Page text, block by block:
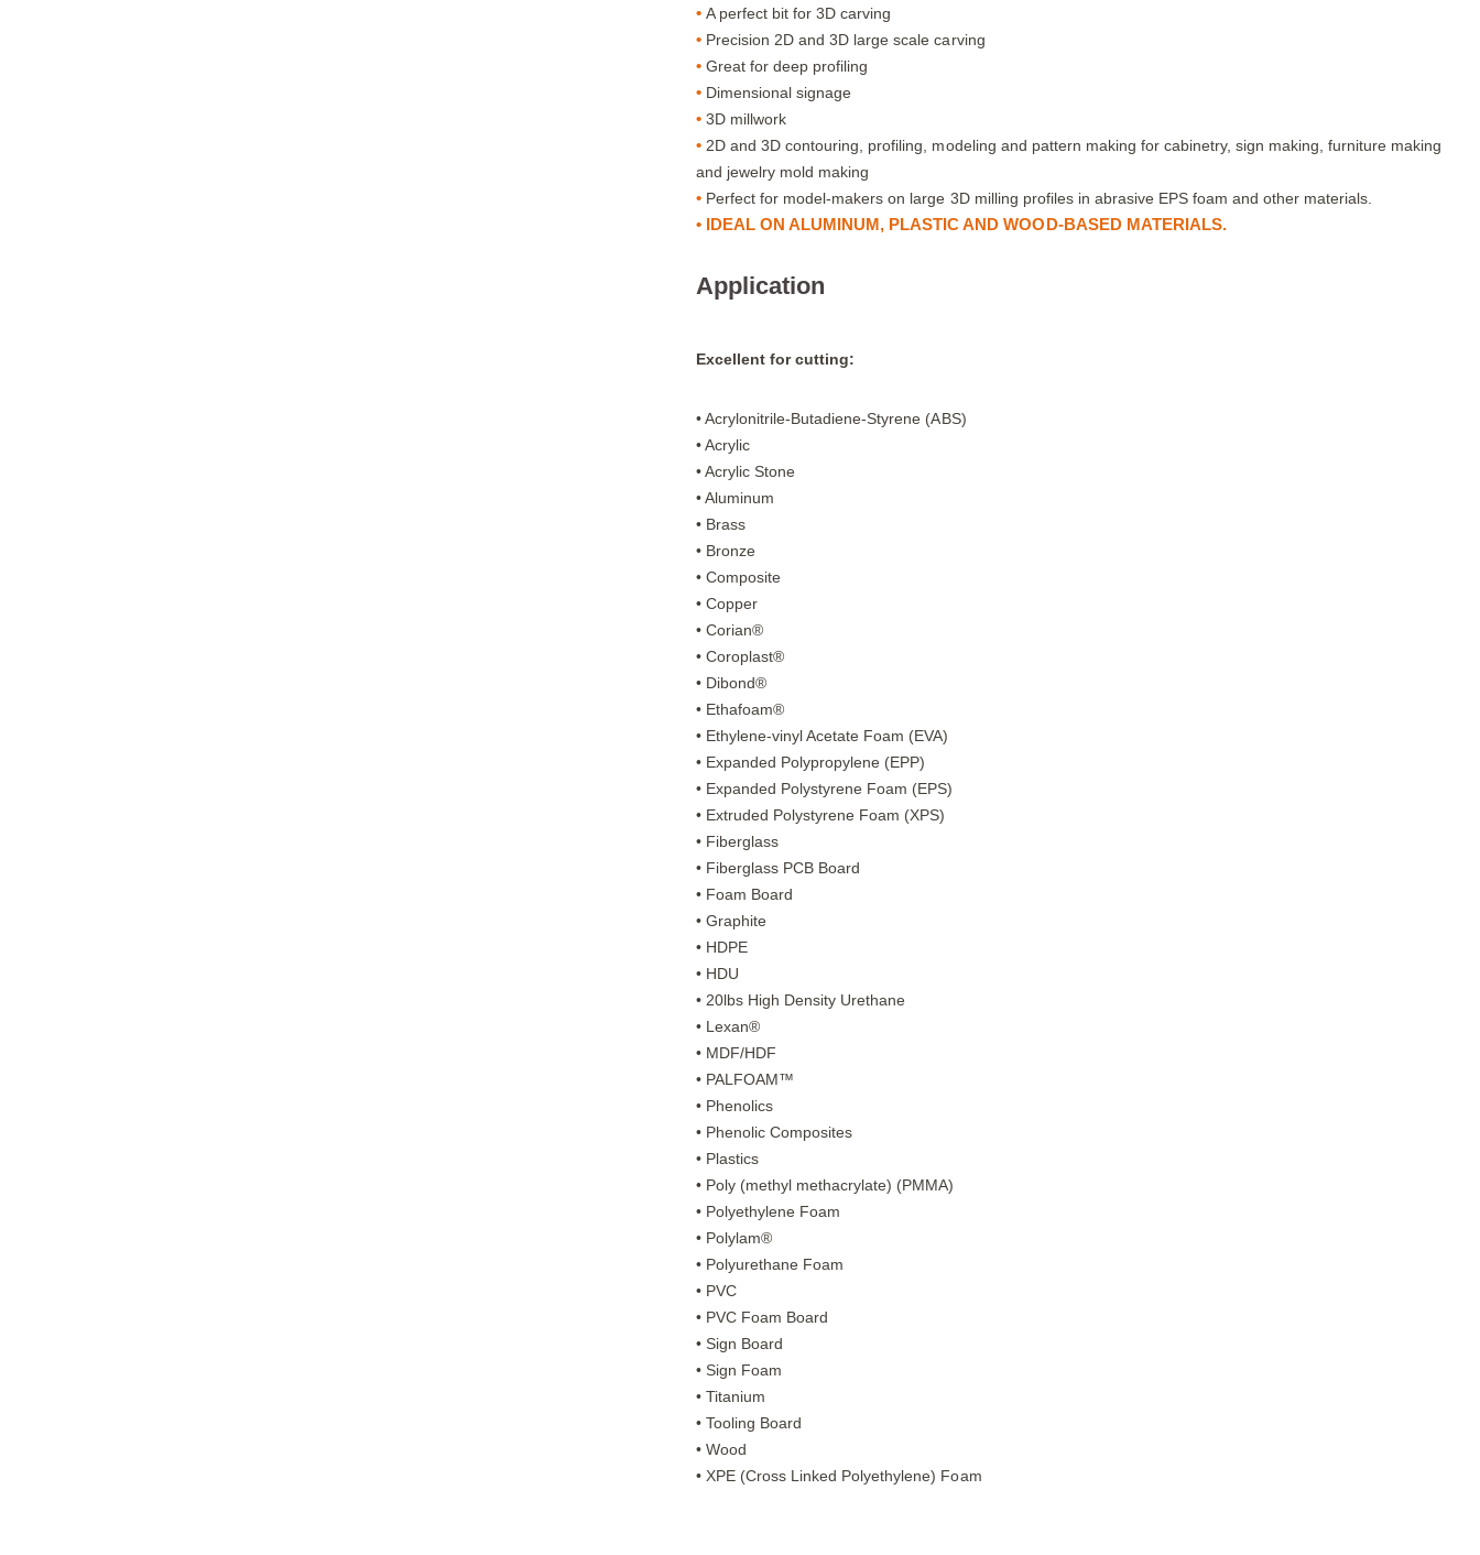
•A perfect bit for 3D carving
• Precision 2D and 3D large scale carving
•Great for deep profiling
• Dimensional signage
•3D millwork
• 2D and 3D contouring, profiling, modeling and pattern making for cabinetry, sign making, furniture making
and jewelry mold making
• Perfect for model-makers on large 3D milling profiles in abrasive EPS foam and other materials.
• IDEAL ON ALUMINUM, PLASTIC AND WOOD-BASED MATERIALS.
Application
Excellent for cutting:
• Acrylonitrile-Butadiene-Styrene (ABS)
• Acrylic
• Acrylic Stone
• Aluminum
• Brass
• Bronze
• Composite
• Copper
• Corian®
• Coroplast®
• Dibond®
• Ethafoam®
• Ethylene-vinyl Acetate Foam (EVA)
• Expanded Polypropylene (EPP)
• Expanded Polystyrene Foam (EPS)
• Extruded Polystyrene Foam (XPS)
• Fiberglass
• Fiberglass PCB Board
• Foam Board
• Graphite
• HDPE
• HDU
• 20lbs High Density Urethane
• Lexan®
• MDF/HDF
• PALFOAM™
• Phenolics
• Phenolic Composites
• Plastics
• Poly (methyl methacrylate) (PMMA)
• Polyethylene Foam
• Polylam®
• Polyurethane Foam
• PVC
• PVC Foam Board
• Sign Board
• Sign Foam
• Titanium
• Tooling Board
• Wood
• XPE (Cross Linked Polyethylene) Foam